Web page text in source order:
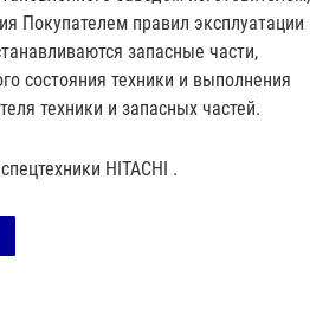
Покупателем правил эксплуатации
запасные части,
состояния техники и выполнения
техники и запасных частей.
HITACHI .